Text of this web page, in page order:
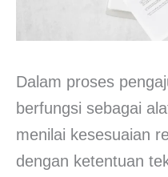
Dalam proses
berfungsi sebagai
menilai kesesuaian
dengan ketentuan